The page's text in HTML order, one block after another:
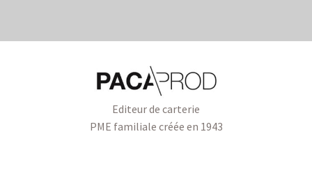
Editeur de carterie
PME familiale créée en 1943